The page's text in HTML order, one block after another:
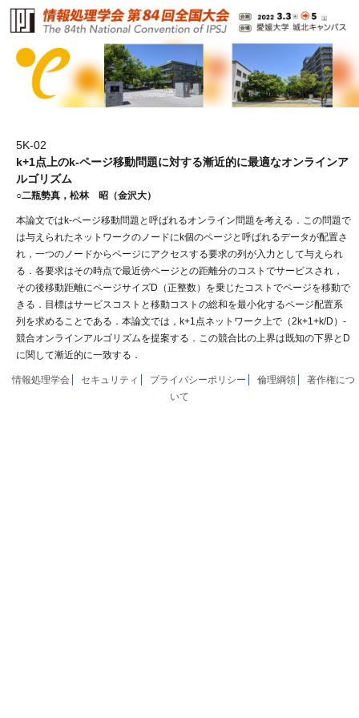
5K-02
k+1点上のk-ページ移動問題に対する漸近的に最適なオンラインア
ルゴリズム
○二瓶勢真，松林 昭（金沢大）
本論文ではk-ページ移動問題と呼ばれるオンライン問題を考える．この問題で
は与えられたネットワークのノードにk個のページと呼ばれるデータが配置さ
れ，一つのノードからページにアクセスする要求の列が入力として与えられ
る．各要求はその時点で最近傍ページとの距離分のコストでサービスされ，
その後移動距離にページサイズD（正整数）を乗じたコストでページを移動で
きる．目標はサービスコストと移動コストの総和を最小化するページ配置系
列を求めることである．本論文では，k+1点ネットワーク上で（2k+1+k/D）-
競合オンラインアルゴリズムを提案する．この競合比の上界は既知の下界とD
に関して漸近的に一致する．
情報処理学会 セキュリティ プライバシーポリシー 倫理綱領
著作権につ
いて